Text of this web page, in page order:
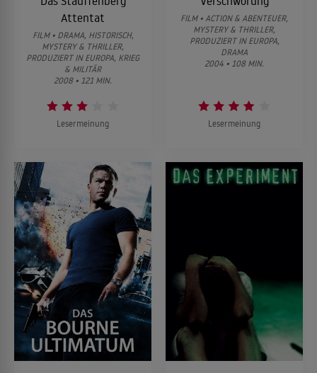
Attentat
FILM • DRAMA, HISTORISCH,
MYSTERY & THRILLER,
PRODUZIERT IN EUROPA, KRIEG
& MILITÄR
2008 • 121 MIN.
Lesermeinung
FILM • ACTION & ABENTEUER,
MYSTERY & THRILLER,
PRODUZIERT IN EUROPA,
DRAMA
2004 • 108 MIN.
Lesermeinung